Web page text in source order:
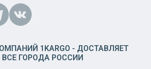
1KARGO - ДОСТАВЛЯЕТ
ВСЕ ГОРОДА РОССИИ